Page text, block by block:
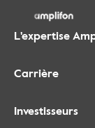
L'expertise
Carrière
Investisseurs